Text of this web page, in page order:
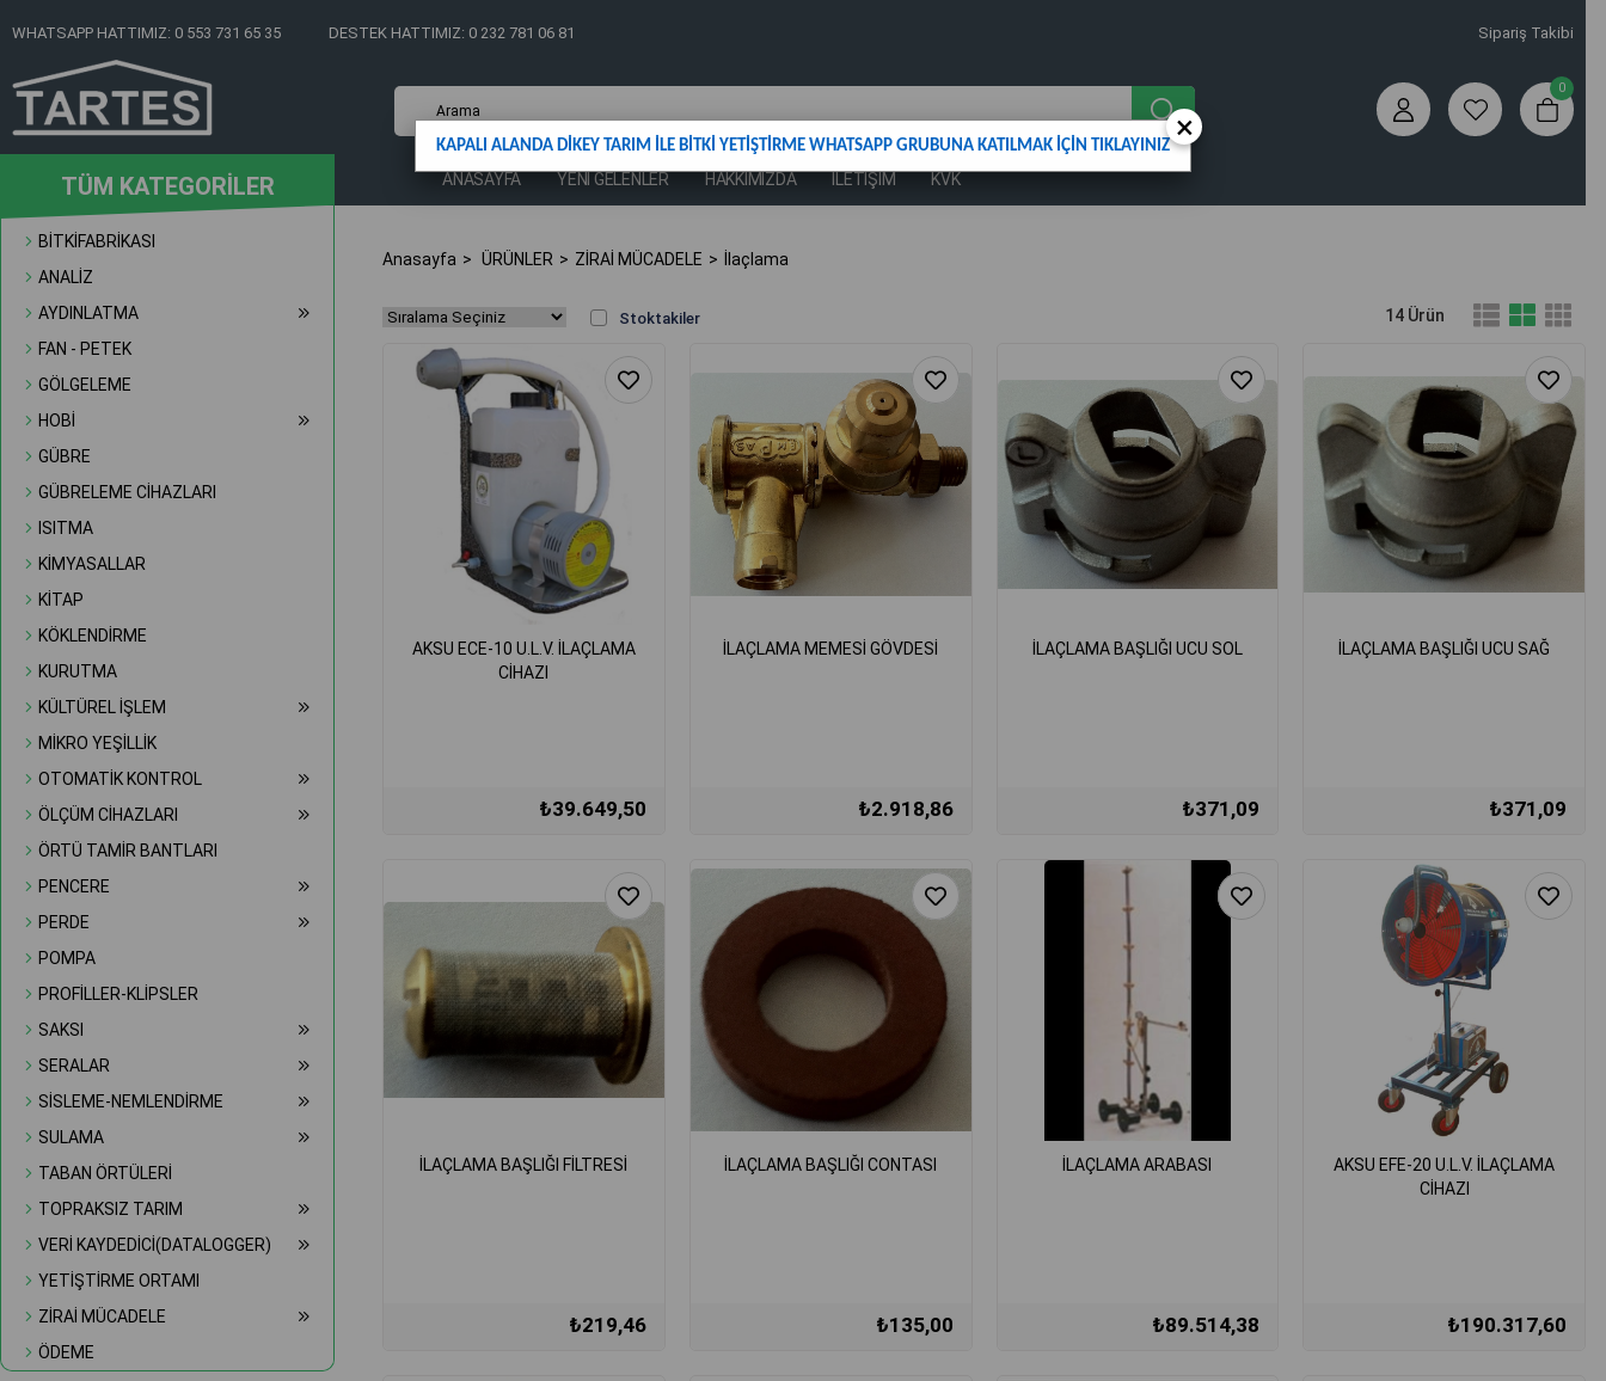
WHATSAPP HATTIMIZ: 0 553 731 65 35 DESTEK HATTIMIZ: 0 232 781 06 81 Sipariş Takibi
0
TÜM KATEGORİLER ANASAYFA YENİ GELENLER HAKKIMIZDA İLETİŞİM KVK
BİTKİFABRİKASI
ANALİZ
AYDINLATMA
FAN - PETEK
GÖLGELEME
HOBİ
GÜBRE
GÜBRELEME CİHAZLARI
ISITMA
KİMYASALLAR
KİTAP
KÖKLENDİRME
KURUTMA
KÜLTÜREL İŞLEM
MİKRO YEŞİLLİK
OTOMATİK KONTROL
ÖLÇÜM CİHAZLARI
ÖRTÜ TAMİR BANTLARI
PENCERE
PERDE
POMPA
PROFİLLER-KLİPSLER
SAKSI
SERALAR
SİSLEME-NEMLENDİRME
SULAMA
TABAN ÖRTÜLERİ
TOPRAKSIZ TARIM
VERİ KAYDEDİCİ(DATALOGGER)
YETİŞTİRME ORTAMI
ZİRAİ MÜCADELE
ÖDEME
Anasayfa ÜRÜNLER ZİRAİ MÜCADELE İlaçlama
Stoktakiler 14 Ürün
AKSU ECE-10 U.L.V. İLAÇLAMA
CİHAZI
₺39.649,50
İLAÇLAMA MEMESİ GÖVDESİ
₺2.918,86
İLAÇLAMA BAŞLIĞI UCU SOL
₺371,09
İLAÇLAMA BAŞLIĞI UCU SAĞ
₺371,09
İLAÇLAMA BAŞLIĞI FİLTRESİ
₺219,46
İLAÇLAMA BAŞLIĞI CONTASI
₺135,00
İLAÇLAMA ARABASI
₺89.514,38
AKSU EFE-20 U.L.V. İLAÇLAMA
CİHAZI
₺190.317,60
×
KAPALI ALANDA DİKEY TARIM İLE BİTKİ YETİŞTİRME WHATSAPP GRUBUNA KATILMAK İÇİN TIKLAYINIZ